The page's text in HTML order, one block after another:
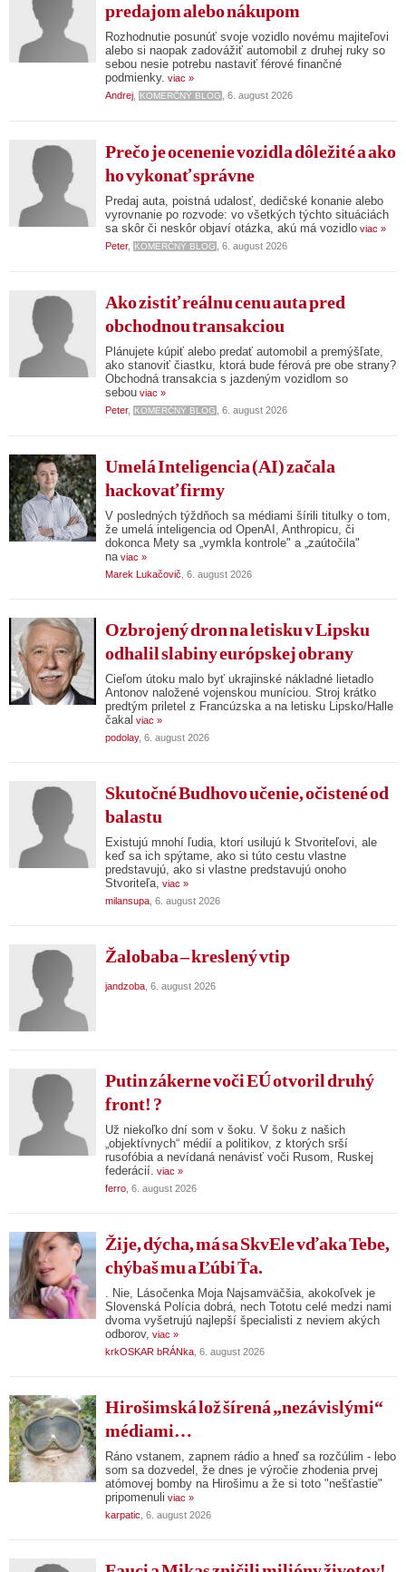
predajom alebo nákupom
Rozhodnutie posunúť svoje vozidlo novému majiteľovi
alebo si naopak zadovážiť automobil z druhej ruky so
sebou nesie potrebu nastaviť férové finančné
podmienky. viac »
Andrej
KOMERČNÝ BLOG , 6. august 2026
Prečo je ocenenie vozidla dôležité a ako
ho vykonať správne
Predaj auta, poistná udalosť, dedičské konanie alebo
vyrovnanie po rozvode: vo všetkých týchto situáciách
sa skôr či neskôr objaví otázka, akú má vozidlo viac »
Peter, KOMERČNÝ BLOG , 6. august 2026
Ako zistiť reálnu cenu auta pred
obchodnou transakciou
Plánujete kúpiť alebo predať automobil a premýšľate,
ako stanoviť čiastku, ktorá bude férová pre obe strany?
Obchodná transakcia s jazdeným vozidlom so
sebou viac »
Peter, KOMERČNÝ BLOG , 6. august 2026
Umelá Inteligencia (AI) začala
hackovať firmy
V posledných týždňoch sa médiami šírili titulky o tom,
že umelá inteligencia od OpenAI, Anthropicu, či
dokonca Mety sa „vymkla kontrole" a „zaútočila"
na viac »
Marek Lukačovič , 6. august 2026
Ozbrojený dron na letisku v Lipsku
odhalil slabiny európskej obrany
Cieľom útoku malo byť ukrajinské nákladné lietadlo
Antonov naložené vojenskou muníciou. Stroj krátko
predtým priletel z Francúzska a na letisku Lipsko/Halle
čakal viac »
podolay, 6. august 2026
Skutočné Budhovo učenie, očistené od
balastu
Existujú mnohí ľudia, ktorí usilujú k Stvoriteľovi, ale
keď sa ich spýtame, ako si túto cestu vlastne
predstavujú, ako si vlastne predstavujú onoho
Stvoriteľa, viac »
milansupa , 6. august 2026
Žalobaba – kreslený vtip
jandzoba , 6. august 2026
Putin zákerne voči EÚ otvoril druhý
front! ?
Už niekoľko dní som v šoku. V šoku z našich
„objektívnych“ médií a politikov, z ktorých srší
rusofóbia a nevídaná nenávisť voči Rusom, Ruskej
federácií. viac »
ferro , 6. august 2026
Žije, dýcha, má sa SkvEle vďaka Tebe,
chýbaš mu a Ľúbi Ťa.
. Nie, Lásočenka Moja Najsamväčšia, akokoľvek je
Slovenská Polícia dobrá, nech Tototu celé medzi nami
dvoma vyšetrujú najlepší špecialisti z neviem akých
odborov, viac »
krkOSKAR bRÁNka , 6. august 2026
Hirošimská lož šírená „nezávislými“
médiami…
Ráno vstanem, zapnem rádio a hneď sa rozčúlim - lebo
som sa dozvedel, že dnes je výročie zhodenia prvej
atómovej bomby na Hirošimu a že si toto "nešťastie"
pripomenuli viac »
karpatic , 6. august 2026